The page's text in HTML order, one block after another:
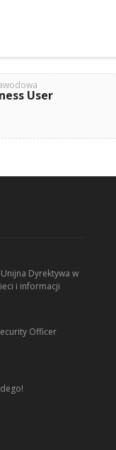
User
Dyrektywa w
i informacji
Officer